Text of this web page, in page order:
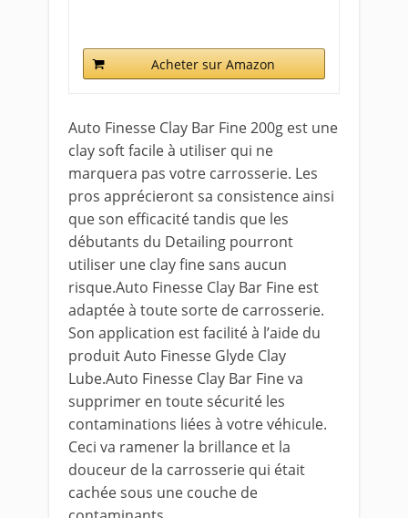
Acheter sur Amazon
Auto Finesse Clay Bar Fine 200g est une
clay soft facile à utiliser qui ne
marquera pas votre carrosserie. Les
pros apprécieront sa consistence ainsi
que son efficacité tandis que les
débutants du Detailing pourront
utiliser une clay fine sans aucun
risque.Auto Finesse Clay Bar Fine est
adaptée à toute sorte de carrosserie.
Son application est facilité à l’aide du
produit Auto Finesse Glyde Clay
Lube.Auto Finesse Clay Bar Fine va
supprimer en toute sécurité les
contaminations liées à votre véhicule.
Ceci va ramener la brillance et la
douceur de la carrosserie qui était
cachée sous une couche de